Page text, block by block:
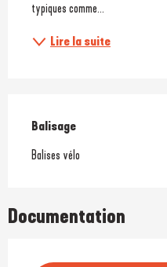
typiques comme...
Lire la suite
Balisage
Balises vélo
Documentation